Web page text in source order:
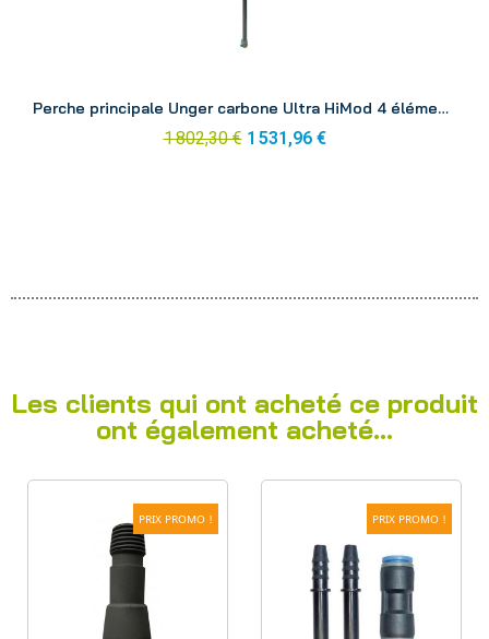
Perche principale Unger carbone Ultra HiMod 4 éléments 6.63 m UH67G
1 802,30 € 1 531,96 €
Les clients qui ont acheté ce produit
ont également acheté...
PRIX PROMO ! PRIX PROMO !